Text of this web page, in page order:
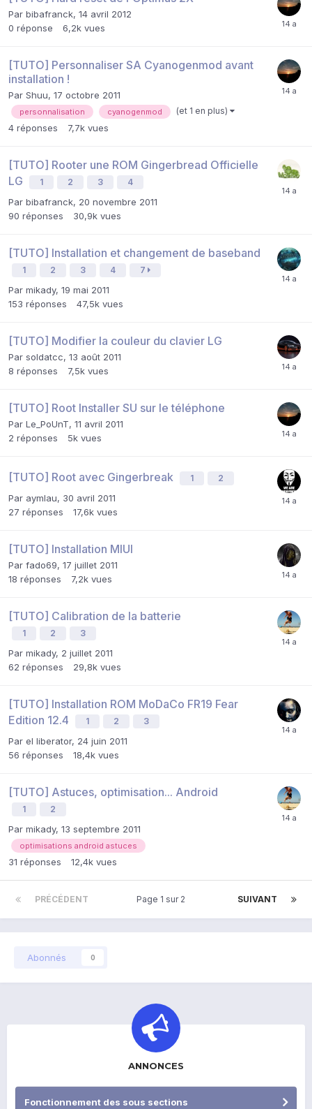
Par bibafranck, 14 avril 2012
0 réponse 6,2k vues
[TUTO] Personnaliser SA Cyanogenmod avant
installation !
Par Shuu, 17 octobre 2011
personnalisation cyanogenmod (et 1 en plus)
4 réponses 7,7k vues
[TUTO] Rooter une ROM Gingerbread Officielle
LG
1 2 3 4
Par bibafranck, 20 novembre 2011
90 réponses 30,9k vues
[TUTO] Installation et changement de baseband
1 2 3 4 7
Par mikady, 19 mai 2011
153 réponses 47,5k vues
[TUTO] Modifier la couleur du clavier LG
Par soldatcc, 13 août 2011
8 réponses 7,5k vues
[TUTO] Root Installer SU sur le téléphone
Par Le_PoUnT, 11 avril 2011
2 réponses 5k vues
[TUTO] Root avec Gingerbreak 1 2
Par aymlau, 30 avril 2011
27 réponses 17,6k vues
[TUTO] Installation MIUI
Par fado69, 17 juillet 2011
18 réponses 7,2k vues
[TUTO] Calibration de la batterie
1 2 3
Par mikady, 2 juillet 2011
62 réponses 29,8k vues
[TUTO] Installation ROM MoDaCo FR19 Fear
Edition 12.4
1 2 3
Par el liberator, 24 juin 2011
56 réponses 18,4k vues
[TUTO] Astuces, optimisation... Android
1 2
Par mikady, 13 septembre 2011
optimisations android astuces
31 réponses 12,4k vues
PRÉCÉDENT SUIVANT
Page 1 sur 2
Abonnés 0
ANNONCES
Fonctionnement des sous sections